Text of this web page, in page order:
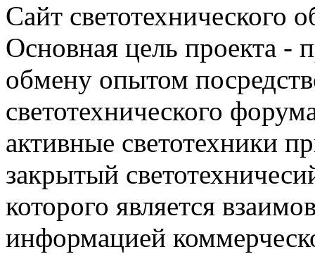
Сайт светотехнического
Основная цель проекта -
обмену опытом
светотехнического
активные светотехники
закрытый
которого является
информацией